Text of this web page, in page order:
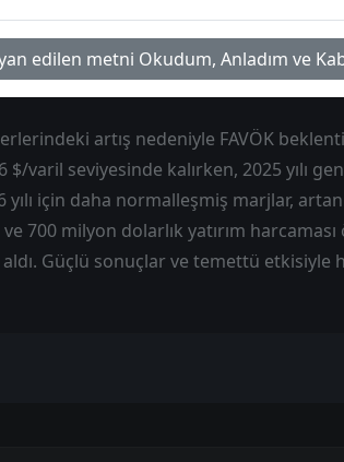
beklentilerin altında kaldı ve hem
toplam hacmi taşımaya devam
kârlılığı destekledi.
artış nedeniyle FAVÖK
$/varil seviyesinde kalırken, 2025 yılı
yılı için daha normalleşmiş marjlar,
700 milyon dolarlık yatırım
aldı. Güçlü sonuçlar ve temettü etkisiyle